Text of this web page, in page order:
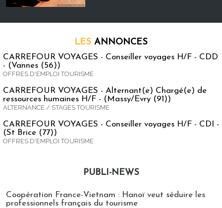
LES ANNONCES
CARREFOUR VOYAGES - Conseiller voyages H/F - CDD
- (Vannes (56))
OFFRES D'EMPLOI TOURISME
CARREFOUR VOYAGES - Alternant(e) Chargé(e) de
ressources humaines H/F - (Massy/Evry (91))
ALTERNANCE / STAGES TOURISME
CARREFOUR VOYAGES - Conseiller voyages H/F - CDI -
(St Brice (77))
OFFRES D'EMPLOI TOURISME
PUBLI-NEWS
Coopération France-Vietnam : Hanoï veut séduire les
professionnels français du tourisme